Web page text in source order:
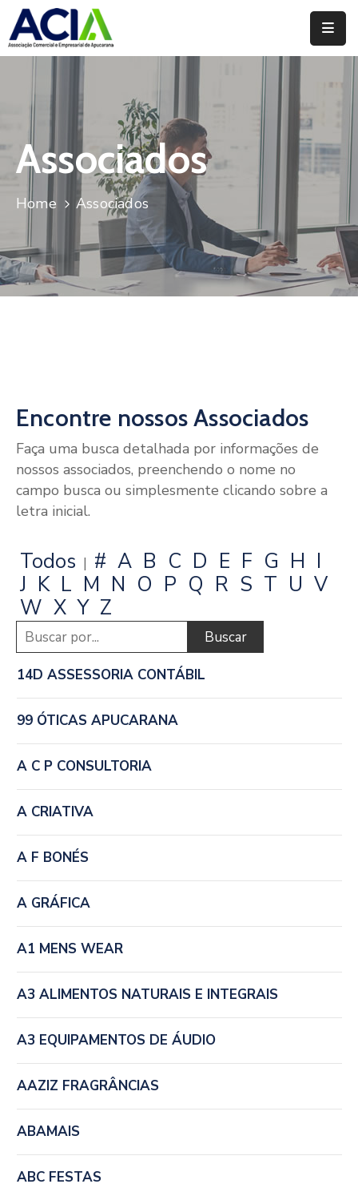
Institucional
Serviços
Campanhas
Benefícios
Fórum
Imprensa
Contato
Associados
Home Associados
Encontre nossos Associados
Faça uma busca detalhada por informações de
nossos associados, preenchendo o nome no
campo busca ou simplesmente clicando sobre a
letra inicial.
Todos | # A B C D E F G H I
J K L M N O P Q R S T U V
W X Y Z
14D ASSESSORIA CONTÁBIL
99 ÓTICAS APUCARANA
A C P CONSULTORIA
A CRIATIVA
A F BONÉS
A GRÁFICA
A1 MENS WEAR
A3 ALIMENTOS NATURAIS E INTEGRAIS
A3 EQUIPAMENTOS DE ÁUDIO
AAZIZ FRAGRÂNCIAS
ABAMAIS
ABC FESTAS